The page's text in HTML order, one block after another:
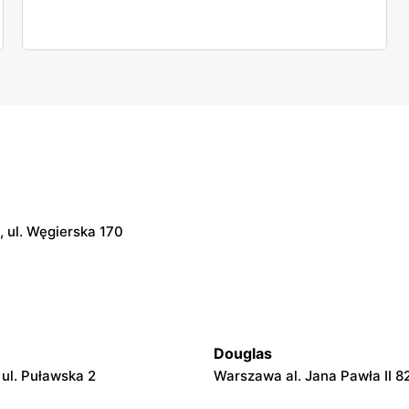
ul. Węgierska 170
Puławska 2
Douglas
Warszawa al. Jana Pawła II